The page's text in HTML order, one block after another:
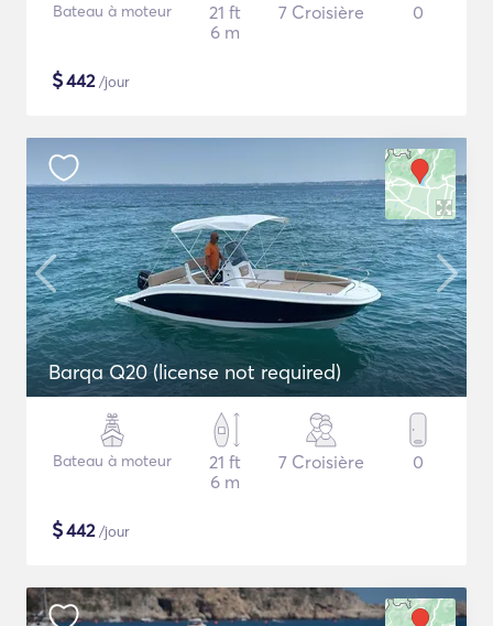
Bateau à moteur
21 ft
6 m
7 Croisière 0
$442/jour
Barqa Q20 (license not required)
Bateau à moteur
21 ft
6 m
7 Croisière 0
$442/jour